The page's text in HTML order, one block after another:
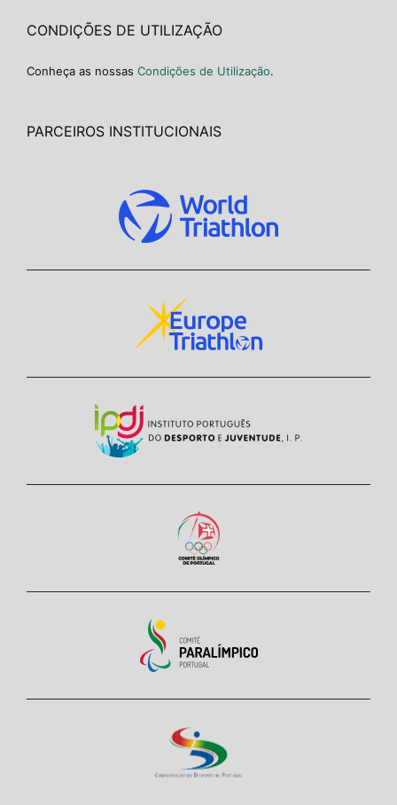
CONDIÇÕES DE UTILIZAÇÃO
Conheça as nossas Condições de Utilização.
PARCEIROS INSTITUCIONAIS